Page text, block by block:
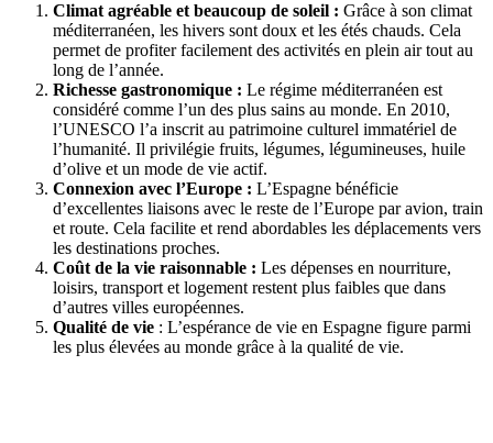
Climat agréable et beaucoup de soleil : Grâce à son climat
méditerranéen, les hivers sont doux et les étés chauds. Cela
permet de profiter facilement des activités en plein air tout au
long de l’année.
Richesse gastronomique : Le régime méditerranéen est
considéré comme l’un des plus sains au monde. En 2010,
l’UNESCO l’a inscrit au patrimoine culturel immatériel de
l’humanité. Il privilégie fruits, légumes, légumineuses, huile
d’olive et un mode de vie actif.
Connexion avec l’Europe : L’Espagne bénéficie
d’excellentes liaisons avec le reste de l’Europe par avion, train
et route. Cela facilite et rend abordables les déplacements vers
les destinations proches.
Coût de la vie raisonnable : Les dépenses en nourriture,
loisirs, transport et logement restent plus faibles que dans
d’autres villes européennes.
Qualité de vie : L’espérance de vie en Espagne figure parmi
les plus élevées au monde grâce à la qualité de vie.